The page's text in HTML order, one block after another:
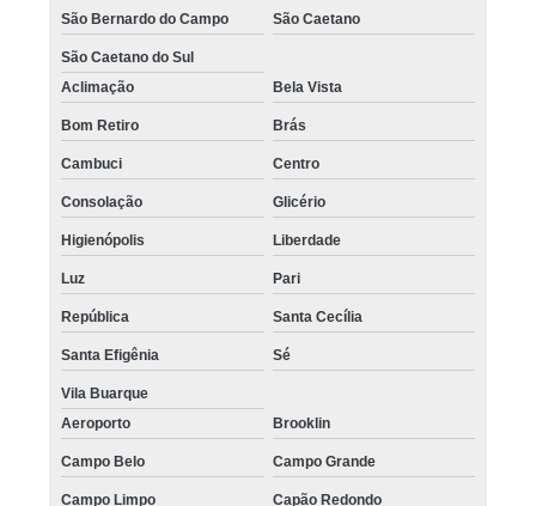
São Bernardo do Campo São Caetano
São Caetano do Sul
Aclimação
Bela Vista
Bom Retiro Brás
Cambuci Centro
Consolação Glicério
Higienópolis Liberdade
Luz Pari
República Santa Cecília
Santa Efigênia Sé
Vila Buarque
Aeroporto
Brooklin
Campo Belo Campo Grande
Campo Limpo Capão Redondo